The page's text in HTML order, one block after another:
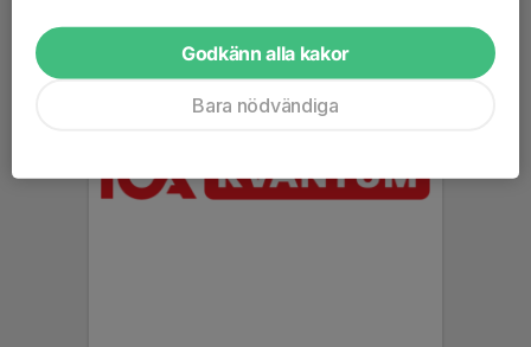
Godkänn alla kakor
Bara nödvändiga